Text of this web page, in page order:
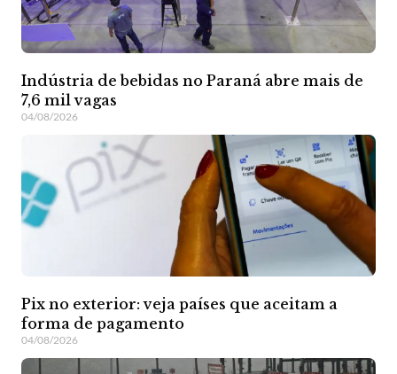
Indústria de bebidas no Paraná abre mais de
7,6 mil vagas
04/08/2026
Pix no exterior: veja países que aceitam a
forma de pagamento
04/08/2026